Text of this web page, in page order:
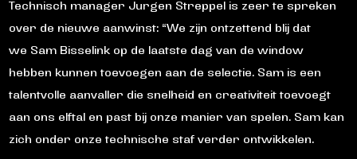
Technisch manager Jurgen Streppel is zeer te spreken
over de nieuwe aanwinst: “We zijn ontzettend blij dat
we Sam Bisselink op de laatste dag van de window
hebben kunnen toevoegen aan de selectie. Sam is een
talentvolle aanvaller die snelheid en creativiteit toevoegt
aan ons elftal en past bij onze manier van spelen. Sam kan
zich onder onze technische staf verder ontwikkelen.